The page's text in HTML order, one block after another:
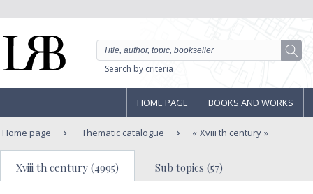
Search by criteria
HOME PAGE BOOKS AND WORKS
Home page Thematic catalogue Xviii th century
Xviii th century (4995) Sub topics (57)